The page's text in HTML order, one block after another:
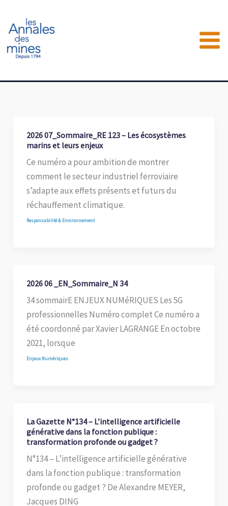
contenu
2026 07_Sommaire_RE 123 – Les écosystèmes
marins et leurs enjeux
Ce numéro a pour ambition de montrer
comment le secteur industriel ferroviaire
s’adapte aux effets présents et futurs du
réchauffement climatique.
Responsabilité & Environnement
2026 06 _EN_Sommaire_N 34
34 sommairE ENJEUX NUMéRIQUES Les 5G
professionnelles Numéro complet Ce numéro a
été coordonné par Xavier LAGRANGE En octobre
2021, lorsque
Enjeux Numériques
La Gazette N°134 – L’intelligence artificielle
générative dans la fonction publique :
transformation profonde ou gadget ?
N°134 – L’intelligence artificielle générative
dans la fonction publique : transformation
profonde ou gadget ? De Alexandre MEYER,
Jacques DING